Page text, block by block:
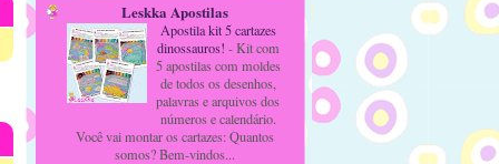
Leskka Apostilas
Apostila kit 5 cartazes
dinossauros! -Kit com
5 apostilas com moldes
de todos os desenhos,
palavras e arquivos dos
números e calendário.
Você vai montar os cartazes: Quantos
somos? Bem-vindos...